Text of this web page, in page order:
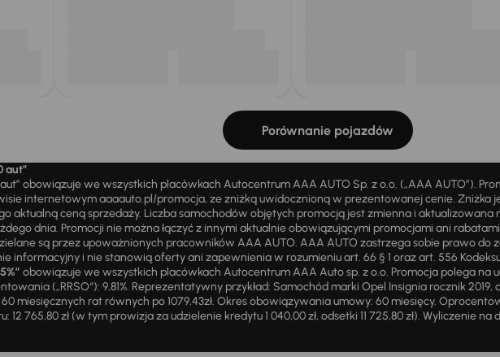
Porównanie pojazdów
aut”
obowiązuje we wszystkich placówkach Autocentrum AAA AUTO Sp. z o.o. („AAA AUTO”).
internetowym aaaauto.pl/promocja, ze zniżką uwidocznioną w prezentowanej cenie. Zniżka
aktualną ceną sprzedaży. Liczba samochodów objętych promocją jest zmienna i
dnia. Promocji nie można łączyć z innymi aktualnie obowiązującymi promocjami ani
są przez upoważnionych pracowników AAA AUTO. AAA AUTO zastrzega sobie prawo
informacyjny i nie stanowią oferty ani zapewnienia w rozumieniu art. 66 § 1 oraz art. 556
obowiązuje we wszystkich placówkach Autocentrum AAA Auto sp. z o.o. Promocja polega na
(„RRSO“): 9,81%. Reprezentatywny przykład: Samochód marki Opel Insignia rocznik 2019,
miesięcznych rat równych po 1079,43zł. Okres obowiązywania umowy: 60 miesięcy.
12 765,80 zł (w tym prowizja za udzielenie kredytu 1 040,00 zł, odsetki 11 725,80 zł). Wyliczenie